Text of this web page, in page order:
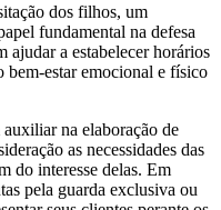
dos filhos, um
fundamental na defesa
ajudar a estabelecer horários
bem-estar emocional e físico
na elaboração de
as necessidades das
do interesse delas. Em
pela guarda exclusiva ou